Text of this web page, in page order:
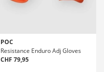
POC
Resistance Enduro Adj Gloves
CHF 79,95